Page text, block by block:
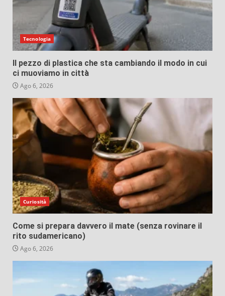
Tecnologia
Il pezzo di plastica che sta cambiando il modo in cui
ci muoviamo in città
Ago 6, 2026
Curiosità
Come si prepara davvero il mate (senza rovinare il
rito sudamericano)
Ago 6, 2026